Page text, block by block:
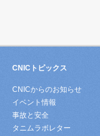
CNICトピックス
CNICからのお知らせ
イベント情報
事故と安全
タニムラボレター